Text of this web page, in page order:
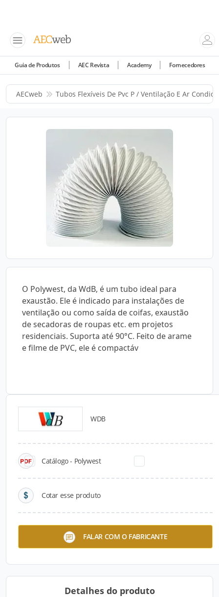
Guia de Produtos AEC Revista Academy Fornecedores
AECweb Tubos Flexíveis De Pvc P / Ventilação E Ar Condic.
O Polywest, da WdB, é um tubo ideal para
exaustão. Ele é indicado para instalações de
ventilação ou como saída de coifas, exaustão
de secadoras de roupas etc. em projetos
residenciais. Suporta até 90°C. Feito de arame
e filme de PVC, ele é compactáv
WDB
Catálogo - Polywest
Cotar esse produto
FALAR COM O FABRICANTE
Catálogos para Download
Detalhes do produto